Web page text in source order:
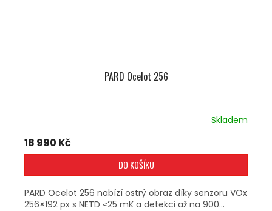
PARD Ocelot 256
Skladem
18 990 Kč
DO KOŠÍKU
PARD Ocelot 256 nabízí ostrý obraz díky senzoru VOx
256×192 px s NETD ≤25 mK a detekci až na 900...